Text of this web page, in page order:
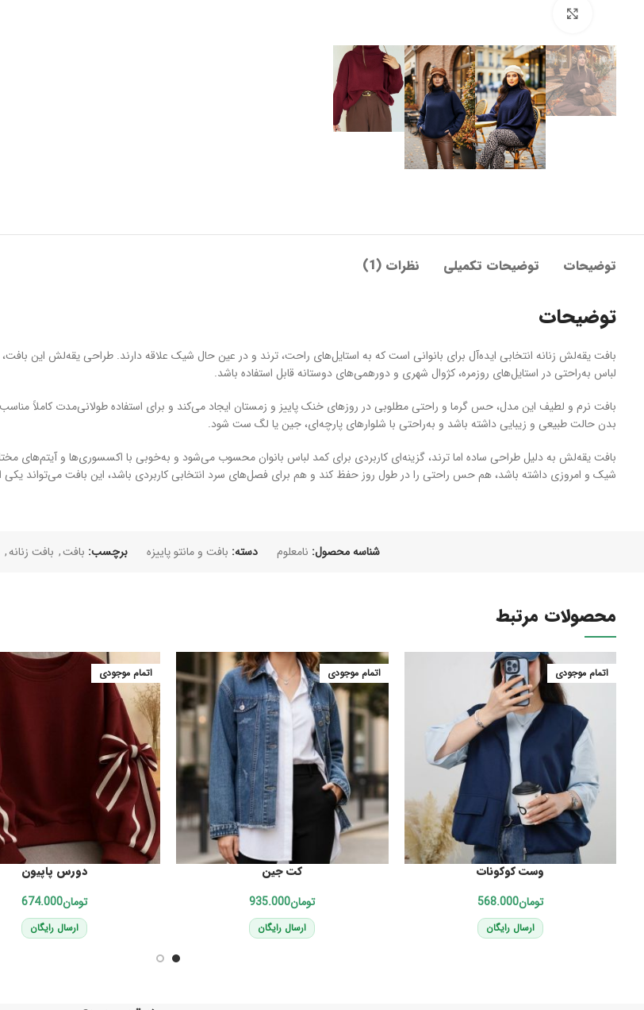
توضیحات توضیحات تکمیلی نظرات (1)
توضیحات
بافت یقه‌لش زنانه انتخابی ایده‌آل برای بانوانی است که به استایل‌های راحت، ترند و در عین حال شیک علاقه دارند. طراحی یقه‌لش این
لباس به‌راحتی در استایل‌های روزمره، کژوال شهری و دورهمی‌های دوستانه قابل استفاده باشد.
بافت نرم و لطیف این مدل، حس گرما و راحتی مطلوبی در روزهای خنک پاییز و زمستان ایجاد می‌کند و برای استفاده طولانی‌مدت
بدن حالت طبیعی و زیبایی داشته باشد و به‌راحتی با شلوارهای پارچه‌ای، جین یا لگ ست شود.
بافت یقه‌لش به دلیل طراحی ساده اما ترند، گزینه‌ای کاربردی برای کمد لباس بانوان محسوب می‌شود و به‌خوبی با اکسسوری‌ها و آیتم‌های
شیک و امروزی داشته باشد، هم حس راحتی را در طول روز حفظ کند و هم برای فصل‌های سرد انتخابی کاربردی باشد، این بافت می‌تواند یکی
شناسه محصول: نامعلوم دسته: بافت و مانتو پاییزه برچسب: بافت, بافت زنانه,
محصولات مرتبط
اتمام موجودی
وست کوکونات
تومان
ارسال رایگان
اتمام موجودی
کت جین
تومان
ارسال رایگان
اتمام موجودی
دورس پاپیون
تومان
ارسال رایگان